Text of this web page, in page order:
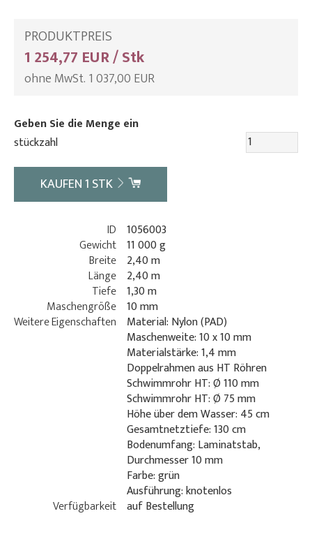
PRODUKTPREIS
1 254,77 EUR / Stk
ohne MwSt. 1 037,00 EUR
Geben Sie die Menge ein
stückzahl
KAUFEN1 STK
ID 1056003
Gewicht 11 000 g
Breite 2,40 m
Länge 2,40 m
Tiefe 1,30 m
Maschengröße 10 mm
Weitere Eigenschaften
Material: Nylon (PAD)
Maschenweite: 10 x 10 mm
Materialstärke: 1,4 mm
Doppelrahmen aus HT Röhren
Schwimmrohr HT: Ø 110 mm
Schwimmrohr HT: Ø 75 mm
Höhe über dem Wasser: 45 cm
Gesamtnetztiefe: 130 cm
Bodenumfang: Laminatstab,
Durchmesser 10 mm
Farbe: grün
Ausführung: knotenlos
Verfügbarkeit auf Bestellung